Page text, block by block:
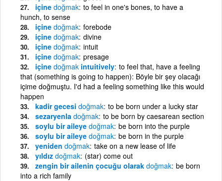
içine doğmak to feel in one's bones, to have a
hunch, to sense
içine doğmak forebode
içine doğmak divine
içine doğmak intuit
içine doğmak presage
içine doğmak intuitively to feel that, have a feeling
that (something is going to happen): Böyle bir şey olacağı
içime doğmuştu. I'd had a feeling something like this would
happen
kadir gecesi doğmak to be born under a lucky star
sezaryenla doğmak to be born by caesarean section
soylu bir aileye doğmak be born into the purple
soylu bir aileye doğmak be born in the purple
yeniden doğmak take on a new lease of life
yıldız doğmak (star) come out
zengin bir ailenin çocuğu olarak doğmak be born
into a rich family